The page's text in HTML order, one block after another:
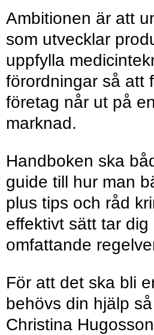
Ambitionen är att
som utvecklar
uppfylla
förordningar så att
företag når ut på
marknad.
Handboken ska
guide till hur man
plus tips och råd
effektivt sätt tar dig
omfattande
För att det ska bli
behövs din hjälp
Christina